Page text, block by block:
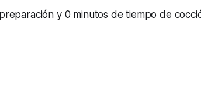
y 0 minutos de tiempo de